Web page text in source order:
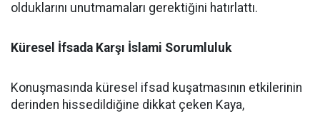
olduklarını unutmamaları gerektiğini hatırlattı.
Küresel İfsada Karşı İslami Sorumluluk
Konuşmasında küresel ifsad kuşatmasının etkilerinin
derinden hissedildiğine dikkat çeken Kaya,